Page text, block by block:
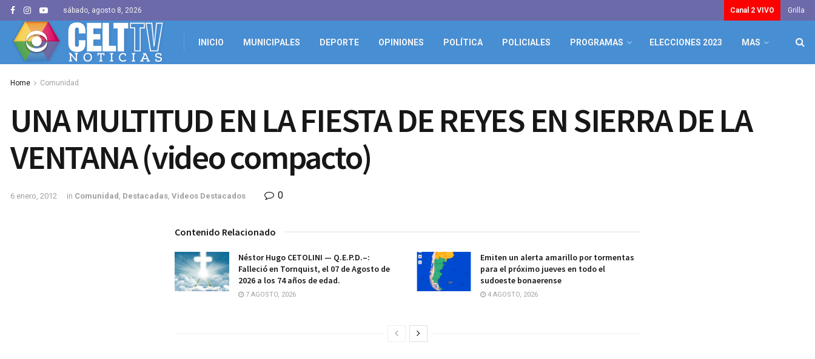
sábado, agosto 8, 2026 Canal 2 VIVO Grilla
INICIO MUNICIPALES DEPORTE OPINIONES POLÍTICA POLICIALES PROGRAMAS ELECCIONES 2023 MAS
Home Comunidad
UNA MULTITUD EN LA FIESTA DE REYES EN SIERRA DE LA
VENTANA (video compacto)
6 enero, 2012 in Comunidad , Destacadas, Videos Destacados 0
Contenido Relacionado
Néstor Hugo CETOLINI — Q.E.P.D.–:
Falleció en Tornquist, el 07 de Agosto de
2026 a los 74 años de edad.
7 AGOSTO, 2026
Emiten un alerta amarillo por tormentas
para el próximo jueves en todo el
sudoeste bonaerense
4 AGOSTO, 2026